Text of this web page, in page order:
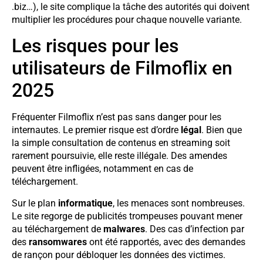
.biz…), le site complique la tâche des autorités qui doivent
multiplier les procédures pour chaque nouvelle variante.
Les risques pour les
utilisateurs de Filmoflix en
2025
Fréquenter Filmoflix n’est pas sans danger pour les
internautes. Le premier risque est d’ordre légal. Bien que
la simple consultation de contenus en streaming soit
rarement poursuivie, elle reste illégale. Des amendes
peuvent être infligées, notamment en cas de
téléchargement.
Sur le plan informatique, les menaces sont nombreuses.
Le site regorge de publicités trompeuses pouvant mener
au téléchargement de malwares. Des cas d’infection par
des ransomwares ont été rapportés, avec des demandes
de rançon pour débloquer les données des victimes.